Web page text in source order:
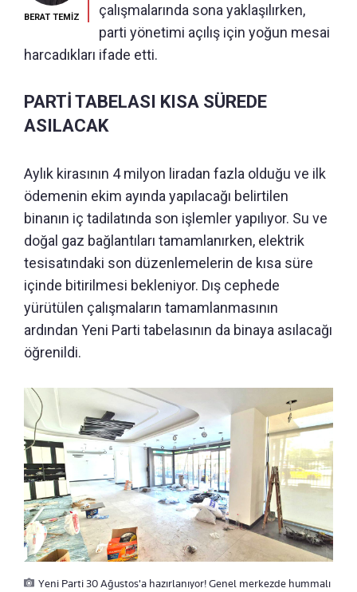
BERAT TEMİZ
çalışmalarında sona yaklaşılırken,
parti yönetimi açılış için yoğun mesai
harcadıkları ifade etti.
PARTİ TABELASI KISA SÜREDE
ASILACAK
Aylık kirasının 4 milyon liradan fazla olduğu ve ilk
ödemenin ekim ayında yapılacağı belirtilen
binanın iç tadilatında son işlemler yapılıyor. Su ve
doğal gaz bağlantıları tamamlanırken, elektrik
tesisatındaki son düzenlemelerin de kısa süre
içinde bitirilmesi bekleniyor. Dış cephede
yürütülen çalışmaların tamamlanmasının
ardından Yeni Parti tabelasının da binaya asılacağı
öğrenildi.
Yeni Parti 30 Ağustos'a hazırlanıyor! Genel merkezde hummalı